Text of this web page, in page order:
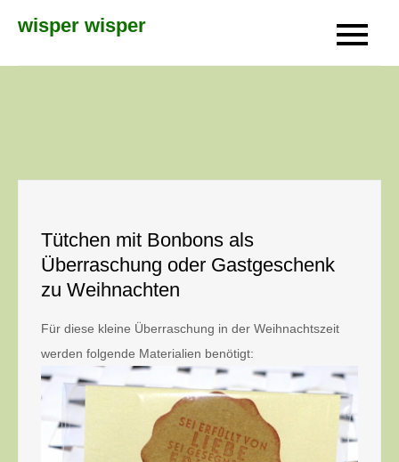
wisper wisper
Tütchen mit Bonbons als
Überraschung oder Gastgeschenk
zu Weihnachten
Für diese kleine Überraschung in der Weihnachtszeit
werden folgende Materialien benötigt: